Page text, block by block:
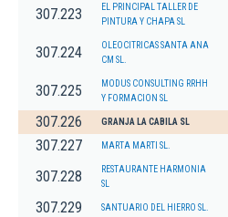
307.223
EL PRINCIPAL TALLER DE
PINTURA Y CHAPA SL
307.224
OLEOCITRICAS SANTA ANA
CM SL.
307.225
MODUS CONSULTING RRHH
Y FORMACION SL
307.226 GRANJA LA CABILA SL
307.227 MARTA MARTI SL.
307.228
RESTAURANTE HARMONIA
SL
307.229 SANTUARIO DEL HIERRO SL.